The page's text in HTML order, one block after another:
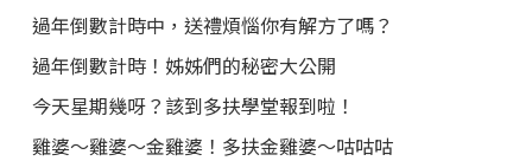
過年倒數計時中，送禮煩惱你有解方了嗎？
過年倒數計時！姊姊們的秘密大公開
今天星期幾呀？該到多扶學堂報到啦！
雞婆～雞婆～金雞婆！多扶金雞婆～咕咕咕